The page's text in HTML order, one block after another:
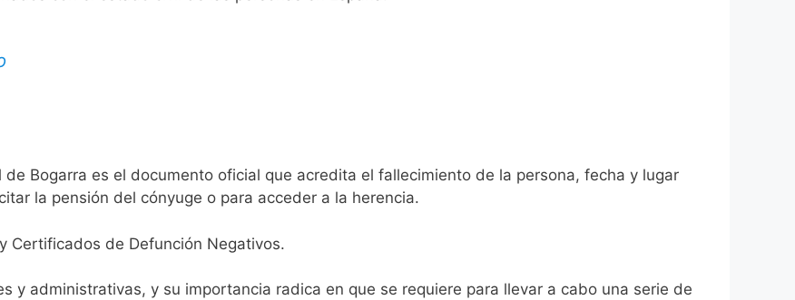
Bogarra es el documento oficial que acredita el fallecimiento de la persona, fecha y lugar
la pensión del cónyuge o para acceder a la herencia.
Certificados de Defunción Negativos.
y administrativas, y su importancia radica en que se requiere para llevar a cabo una serie de